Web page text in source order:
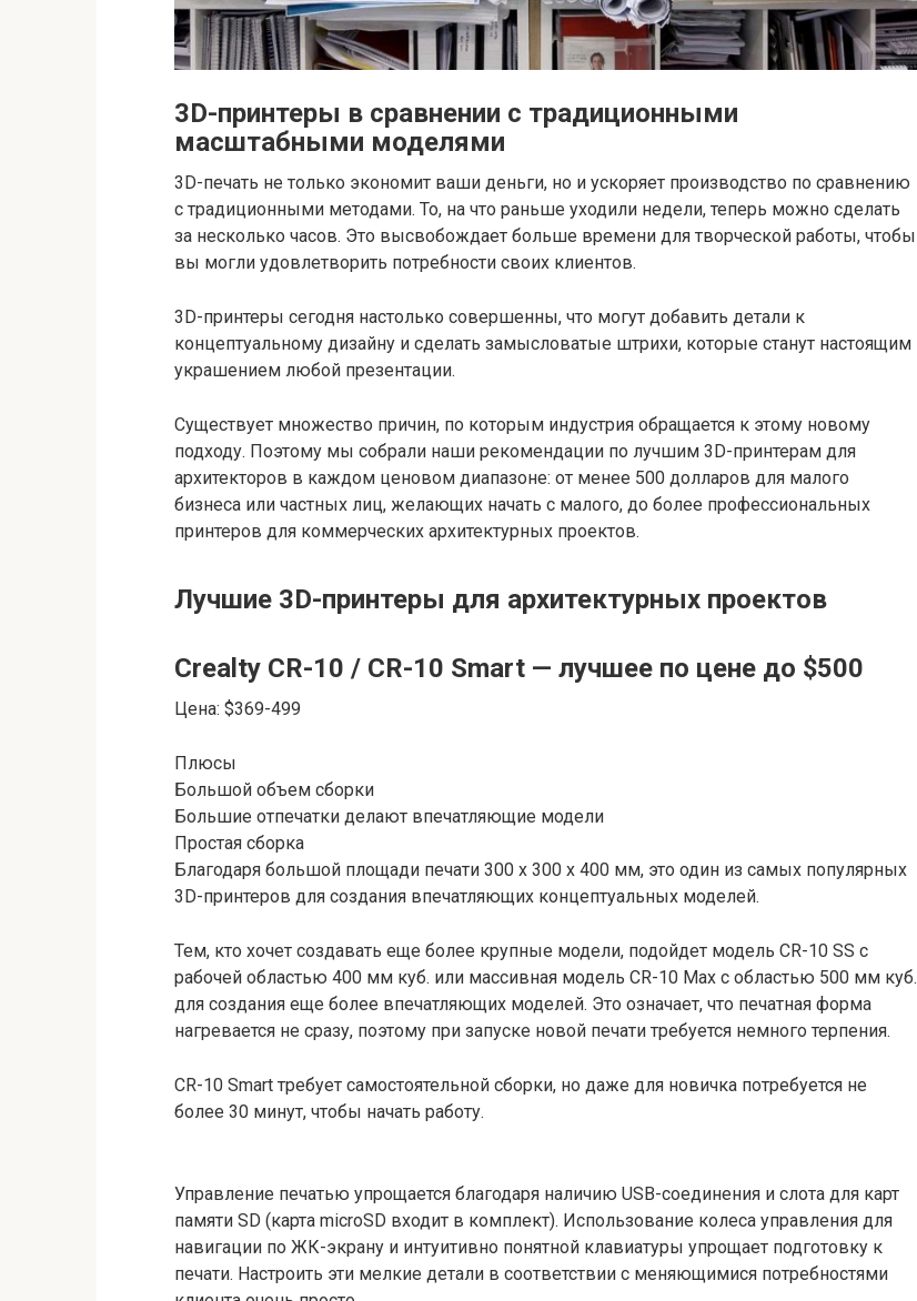
3D-принтеры в сравнении с традиционными
масштабными моделями
3D-печать не только экономит ваши деньги, но и ускоряет производство по сравнению
с традиционными методами. То, на что раньше уходили недели, теперь можно сделать
за несколько часов. Это высвобождает больше времени для творческой работы, чтобы
вы могли удовлетворить потребности своих клиентов.
3D-принтеры сегодня настолько совершенны, что могут добавить детали к
концептуальному дизайну и сделать замысловатые штрихи, которые станут настоящим
украшением любой презентации.
Существует множество причин, по которым индустрия обращается к этому новому
подходу. Поэтому мы собрали наши рекомендации по лучшим 3D-принтерам для
архитекторов в каждом ценовом диапазоне: от менее 500 долларов для малого
бизнеса или частных лиц, желающих начать с малого, до более профессиональных
принтеров для коммерческих архитектурных проектов.
Лучшие 3D-принтеры для архитектурных проектов
Crealty CR-10 / CR-10 Smart — лучшее по цене до $500
Цена: $369-499
Плюсы
Большой объем сборки
Большие отпечатки делают впечатляющие модели
Простая сборка
Благодаря большой площади печати 300 x 300 x 400 мм, это один из самых популярных
3D-принтеров для создания впечатляющих концептуальных моделей.
Тем, кто хочет создавать еще более крупные модели, подойдет модель CR-10 SS с
рабочей областью 400 мм куб. или массивная модель CR-10 Max с областью 500 мм куб.
для создания еще более впечатляющих моделей. Это означает, что печатная форма
нагревается не сразу, поэтому при запуске новой печати требуется немного терпения.
CR-10 Smart требует самостоятельной сборки, но даже для новичка потребуется не
более 30 минут, чтобы начать работу.
Управление печатью упрощается благодаря наличию USB-соединения и слота для карт
памяти SD (карта microSD входит в комплект). Использование колеса управления для
навигации по ЖК-экрану и интуитивно понятной клавиатуры упрощает подготовку к
печати. Настроить эти мелкие детали в соответствии с меняющимися потребностями